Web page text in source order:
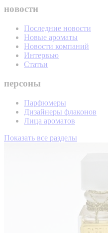
новости
Последние новости
Новые ароматы
Новости компаний
Интервью
Статьи
персоны
Парфюмеры
Дизайнеры флаконов
Лица ароматов
Показать все разделы